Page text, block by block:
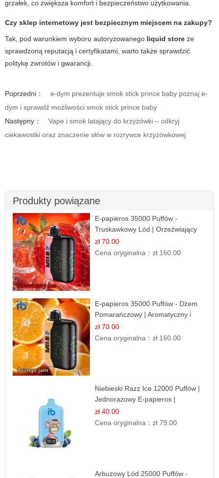
grzałek, co zwiększa komfort i bezpieczeństwo użytkowania.
Czy sklep internetowy jest bezpiecznym miejscem na zakupy?
Tak, pod warunkiem wyboru autoryzowanego liquid store ze
sprawdzoną reputacją i certyfikatami, warto także sprawdzić
politykę zwrotów i gwarancji.
Poprzedni：
e-dym prezentuje smok stick prince baby poznaj e-
dym i sprawdź możliwości smok stick prince baby
Następny：
Vape i smok latający do krzyżówki – odkryj
ciekawostki oraz znaczenie słów w rozrywce krzyżówkowej
Produkty powiązane
E-papieros 35000 Puffów -
Truskawkowy Lód | Orzeźwiający
Smak
zł 70.00
Cena oryginalna：zł 160.00
E-papieros 35000 Puffów - Dżem
Pomarańczowy | Aromatyczny i
Długotrwały
zł 70.00
Cena oryginalna：zł 160.00
Niebieski Razz Ice 12000 Puffów |
Jednorazowy E-papieros |
Jagodowy Chłód
zł 40.00
Cena oryginalna：zł 79.00
Arbuzowy Lód 25000 Puffów -